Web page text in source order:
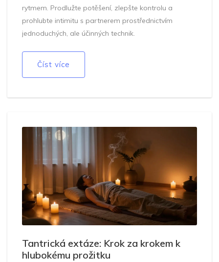
rytmem. Prodlužte potěšení, zlepšte kontrolu a
prohlubte intimitu s partnerem prostřednictvím
jednoduchých, ale účinných technik.
Číst více
Tantrická extáze: Krok za krokem k
hlubokému prožitku